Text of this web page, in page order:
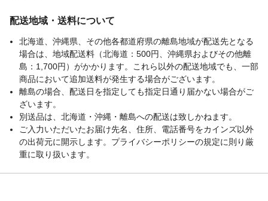
配送地域・送料について
北海道、沖縄県、その他各都道府県の離島地域が配送先となる
場合は、地域配送料（北海道：500円、沖縄県およびその他離
島：1,700円）がかかります。これら以外の配送地域でも、一部
商品において追加送料が発生する場合がございます。
離島の場合、配送日を指定しても指定日通り届かない場合がご
ざいます。
別送品は、北海道・沖縄・離島への配送は致しかねます。
ご入力いただいたお届け先名、住所、電話番号をカインズ以外
の出荷元に開示します。プライバシーポリシーの規定に則り厳
重に取り扱います。